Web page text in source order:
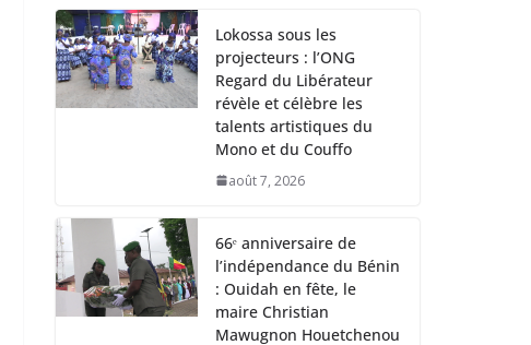
Lokossa sous les
projecteurs : l’ONG
Regard du Libérateur
révèle et célèbre les
talents artistiques du
Mono et du Couffo
août 7, 2026
66ᵉ anniversaire de
l’indépendance du Bénin
: Ouidah en fête, le
maire Christian
Mawugnon Houetchenou